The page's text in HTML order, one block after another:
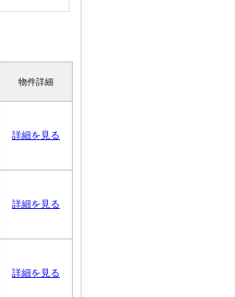
物件詳細
詳細を見る
詳細を見る
詳細を見る